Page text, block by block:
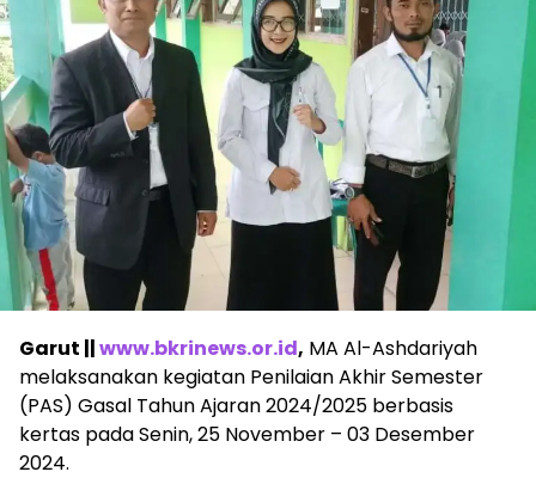
Garut ||www.bkrinews.or.id, MA Al-Ashdariyah
melaksanakan kegiatan Penilaian Akhir Semester
(PAS) Gasal Tahun Ajaran 2024/2025 berbasis
kertas pada Senin, 25 November – 03 Desember
2024.